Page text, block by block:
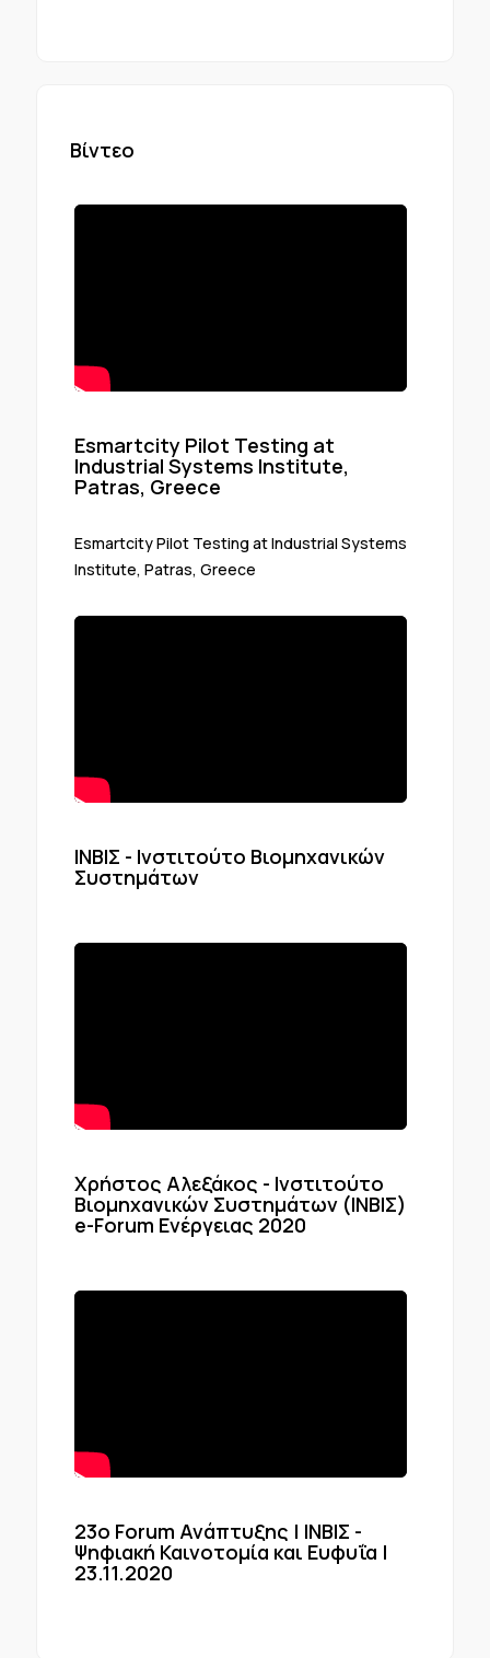
Βίντεο
Esmartcity Pilot Testing at
Industrial Systems Institute,
Patras, Greece
Esmartcity Pilot Testing at Industrial Systems
Institute, Patras, Greece
ΙΝΒΙΣ - Ινστιτούτο Βιομηχανικών
Συστημάτων
Χρήστος Αλεξάκος - Ινστιτούτο
Βιομηχανικών Συστημάτων (ΙΝΒΙΣ)
e-Forum Ενέργειας 2020
23o Forum Ανάπτυξης | ΙΝΒΙΣ -
Ψηφιακή Καινοτομία και Ευφυΐα |
23.11.2020